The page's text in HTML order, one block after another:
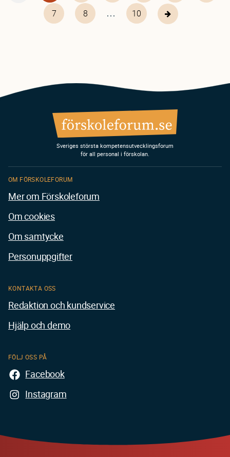
Page
7 Page
8 … 10
10
Nästa
sida
Sveriges största kompetensutvecklingsforum
för all personal i förskolan.
KONTAKTA OSS
Redaktion och kundservice
Hjälp och demo
FÖLJ OSS PÅ
Facebook
Instagram
OM FÖRSKOLEFORUM
Mer om Förskoleforum
Om cookies
Om samtycke
Personuppgifter